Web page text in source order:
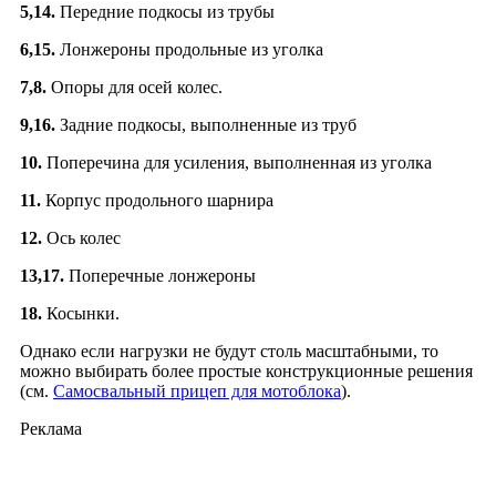
5,14. Передние подкосы из трубы
6,15. Лонжероны продольные из уголка
7,8. Опоры для осей колес.
9,16. Задние подкосы, выполненные из труб
10. Поперечина для усиления, выполненная из уголка
11. Корпус продольного шарнира
12. Ось колес
13,17. Поперечные лонжероны
18. Косынки.
Однако если нагрузки не будут столь масштабными, то
можно выбирать более простые конструкционные решения
(см. Самосвальный прицеп для мотоблока).
Реклама